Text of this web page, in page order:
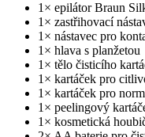
1× epilátor Braun
1× zastřihovací
1× nástavec pro
1× hlava s planžetou
1× tělo čisticího
1× kartáček pro
1× kartáček pro
1× peelingový
1× kosmetická